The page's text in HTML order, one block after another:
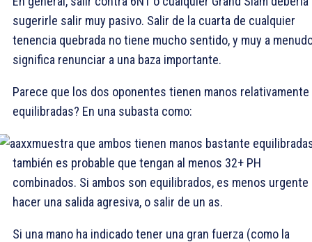
sugerirle salir muy pasivo. Salir de la cuarta de cualquier
tenencia quebrada no tiene mucho sentido, y muy a
significa renunciar a una baza importante.
Parece que los dos oponentes tienen manos relativamente
equilibradas? En una subasta como:
muestra que ambos tienen manos bastante
también es probable que tengan al menos 32+ PH
combinados. Si ambos son equilibrados, es menos urgente
hacer una salida agresiva, o salir de un as.
Si una mano ha indicado tener una gran fuerza (como la